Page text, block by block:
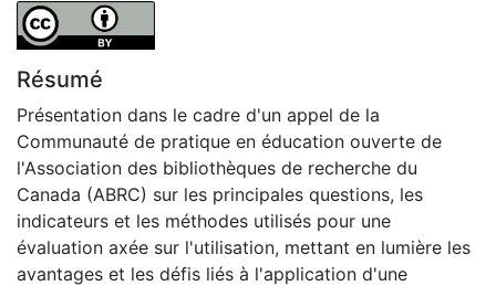
Attribution 4.0 International
Résumé
Présentation dans le cadre d'un appel de la
Communauté de pratique en éducation ouverte de
l'Association des bibliothèques de recherche du
Canada (ABRC) sur les principales questions, les
indicateurs et les méthodes utilisés pour une
évaluation axée sur l'utilisation, mettant en lumière les
avantages et les défis liés à l'application d'une